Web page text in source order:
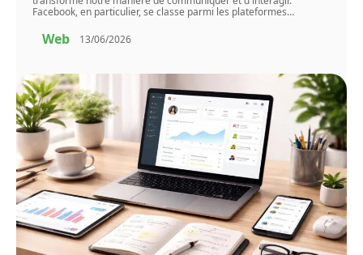
Facebook, en particulier, se classe parmi les plateformes…
Web 13/06/2026